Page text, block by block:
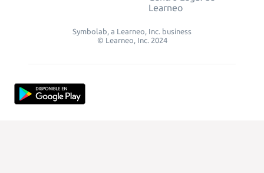
Learneo
Symbolab, a Learneo, Inc. business
© Learneo, Inc. 2024